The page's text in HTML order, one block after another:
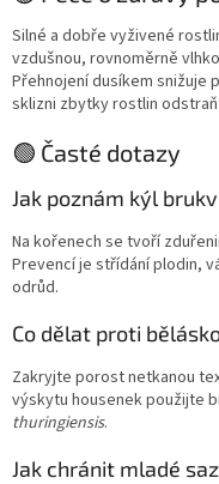
Silné a dobře vyživené
vzdušnou, rovnoměrně
Přehnojení dusíkem snižuje
sklizni zbytky rostlin
🟢 Časté dotazy
Jak poznám kýl
Na kořenech se tvoří
Prevencí je střídání plodin,
odrůd.
Co dělat proti
Zakryjte porost netkanou
výskytu housenek použijte
thuringiensis.
Jak chránit mladé